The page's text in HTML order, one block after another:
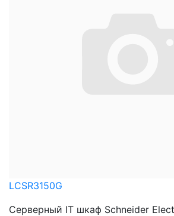
LCSR3150G
Серверный IT шкаф Schneider